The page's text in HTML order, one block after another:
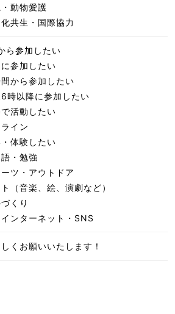
動物愛護
共生・国際協力
ら参加したい
参加したい
から参加したい
時以降に参加したい
で活動したい
イン
・体験したい
・勉強
ーツ・アウトドア
（音楽、絵、演劇など）
くり
ンターネット・SNS
くお願いいたします！